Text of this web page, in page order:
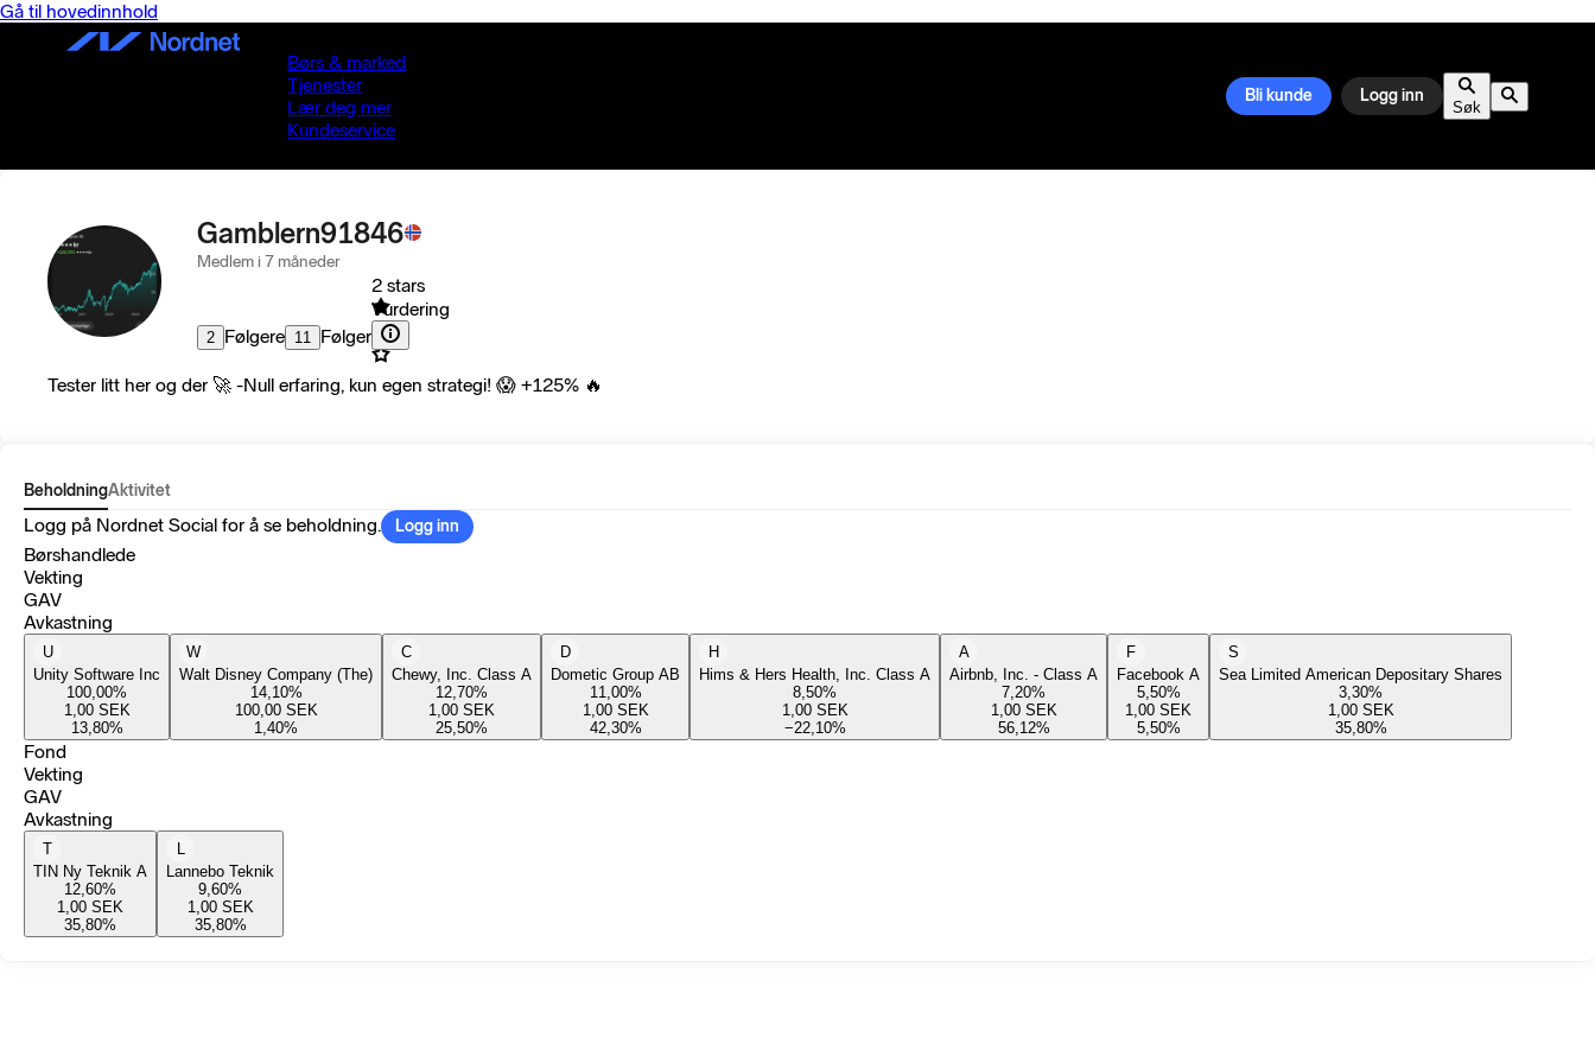
Gå til hovedinnhold
Børs & marked
Tjenester
Lær deg mer
Kundeservice
Bli kunde Logg inn
Søk
Gamblern91846
Medlem i 7 måneder
2 Følgere 11 Følger
2 stars
Vurdering
Tester litt her og der 🚀 -Null erfaring, kun egen strategi! 😱 +125% 🔥
BeholdningAktivitet
Logg på Nordnet Social for å se beholdning. Logg inn
Børshandlede
Vekting
GAV
Avkastning
U
Unity Software Inc
100,00%
1,00 SEK
13,80%
W
Walt Disney Company (The)
14,10%
100,00 SEK
1,40%
C
Chewy, Inc. Class A
12,70%
1,00 SEK
25,50%
D
Dometic Group AB
11,00%
1,00 SEK
42,30%
H
Hims & Hers Health, Inc. Class A
8,50%
1,00 SEK
−22,10%
A
Airbnb, Inc. - Class A
7,20%
1,00 SEK
56,12%
F
Facebook A
5,50%
1,00 SEK
5,50%
S
Sea Limited American Depositary Shares
3,30%
1,00 SEK
35,80%
Fond
Vekting
GAV
Avkastning
T
TIN Ny Teknik A
12,60%
1,00 SEK
35,80%
L
Lannebo Teknik
9,60%
1,00 SEK
35,80%